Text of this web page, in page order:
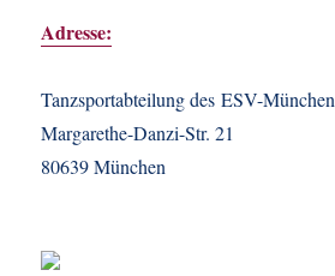
Adresse:
Tanzsportabteilung des ESV-München
Margarethe-Danzi-Str. 21
80639 München